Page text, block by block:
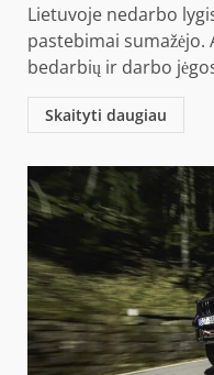
Lietuvoje nedarbo
pastebimai
bedarbių ir darbo
Skaityti daugiau